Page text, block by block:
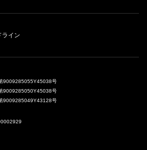
ライン
9009285055Y45038号
9009285050Y45038号
9009285049Y43128号